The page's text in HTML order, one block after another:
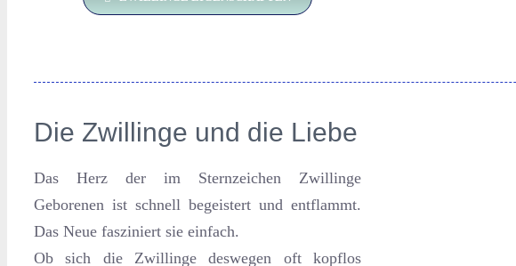
Die Zwillinge und die Liebe
Das Herz der im Sternzeichen Zwillinge
Geborenen ist schnell begeistert und entflammt.
Das Neue fasziniert sie einfach.
Ob sich die Zwillinge deswegen oft kopflos